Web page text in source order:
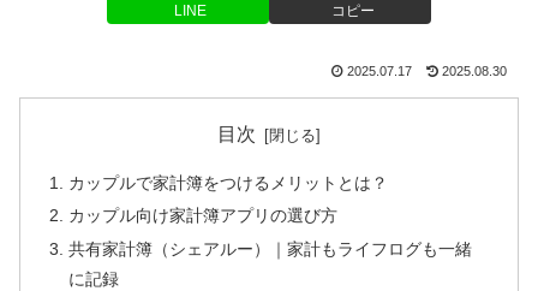
LINE コピー
2025.07.17 2025.08.30
目次
カップルで家計簿をつけるメリットとは？
カップル向け家計簿アプリの選び方
共有家計簿（シェアルー）｜家計もライフログも一緒
に記録